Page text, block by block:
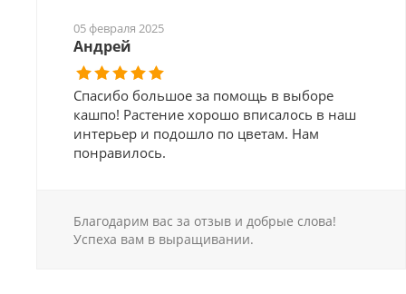
05 февраля 2025
Андрей
Спасибо большое за помощь в выборе
кашпо! Растение хорошо вписалось в наш
интерьер и подошло по цветам. Нам
понравилось.
Благодарим вас за отзыв и добрые слова!
Успеха вам в выращивании.